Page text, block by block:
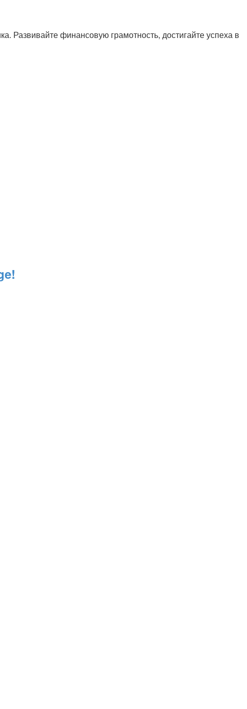
Развивайте финансовую грамотность, достигайте успеха в